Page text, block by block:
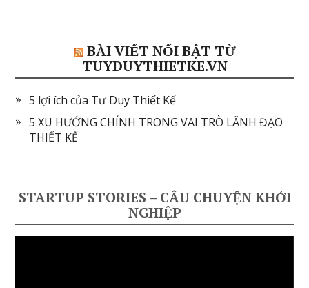
BÀI VIẾT NỔI BẬT TỪ
TUYDUYTHIETKE.VN
5 lợi ích của Tư Duy Thiết Kế
5 XU HƯỚNG CHÍNH TRONG VAI TRÒ LÃNH ĐẠO
THIẾT KẾ
STARTUP STORIES – CÂU CHUYỆN KHỞI
NGHIỆP